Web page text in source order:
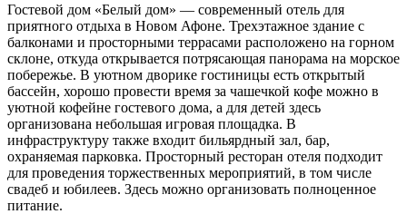
Гостевой дом «Белый дом» — современный отель для
приятного отдыха в Новом Афоне. Трехэтажное здание с
балконами и просторными террасами расположено на горном
склоне, откуда открывается потрясающая панорама на морское
побережье. В уютном дворике гостиницы есть открытый
бассейн, хорошо провести время за чашечкой кофе можно в
уютной кофейне гостевого дома, а для детей здесь
организована небольшая игровая площадка. В
инфраструктуру также входит бильярдный зал, бар,
охраняемая парковка. Просторный ресторан отеля подходит
для проведения торжественных мероприятий, в том числе
свадеб и юбилеев. Здесь можно организовать полноценное
питание.